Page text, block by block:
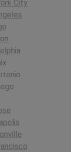
City